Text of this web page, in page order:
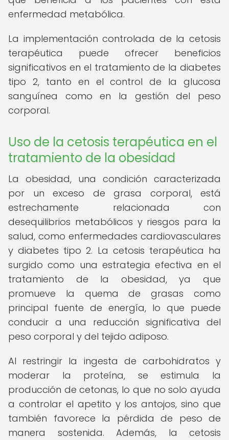
enfermedad metabólica.
La implementación controlada de la cetosis
terapéutica puede ofrecer beneficios
significativos en el tratamiento de la diabetes
tipo 2, tanto en el control de la glucosa
sanguínea como en la gestión del peso
corporal.
Uso de la cetosis terapéutica en el
tratamiento de la obesidad
La obesidad, una condición caracterizada
por un exceso de grasa corporal, está
estrechamente relacionada con
desequilibrios metabólicos y riesgos para la
salud, como enfermedades cardiovasculares
y diabetes tipo 2. La cetosis terapéutica ha
surgido como una estrategia efectiva en el
tratamiento de la obesidad, ya que
promueve la quema de grasas como
principal fuente de energía, lo que puede
conducir a una reducción significativa del
peso corporal y del tejido adiposo.
Al restringir la ingesta de carbohidratos y
moderar la proteína, se estimula la
producción de cetonas, lo que no solo ayuda
a controlar el apetito y los antojos, sino que
también favorece la pérdida de peso de
manera sostenida. Además, la cetosis